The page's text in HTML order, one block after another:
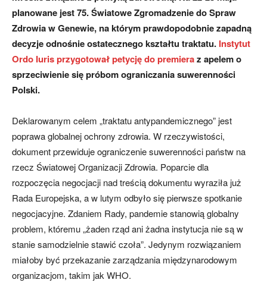
planowane jest 75. Światowe Zgromadzenie do Spraw
Zdrowia w Genewie, na którym prawdopodobnie zapadną
decyzje odnośnie ostatecznego kształtu traktatu. Instytut
Ordo Iuris przygotował petycję do premieraz apelem o
sprzeciwienie się próbom ograniczania suwerenności
Polski.
Deklarowanym celem „traktatu antypandemicznego” jest
poprawa globalnej ochrony zdrowia. W rzeczywistości,
dokument przewiduje ograniczenie suwerenności państw na
rzecz Światowej Organizacji Zdrowia. Poparcie dla
rozpoczęcia negocjacji nad treścią dokumentu wyraziła już
Rada Europejska, a w lutym odbyło się pierwsze spotkanie
negocjacyjne. Zdaniem Rady, pandemie stanowią globalny
problem, któremu „żaden rząd ani żadna instytucja nie są w
stanie samodzielnie stawić czoła”. Jedynym rozwiązaniem
miałoby być przekazanie zarządzania międzynarodowym
organizacjom, takim jak WHO.